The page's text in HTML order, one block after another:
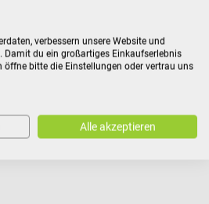
für
SCHMITZ medical
Aluminium-Fußkreuz
Mit gebremsten Doppelrollen für
verbessern unsere Website und
Damit du ein großartiges Einkaufserlebnis
öffne bitte die Einstellungen oder vertrau uns
Alle akzeptieren